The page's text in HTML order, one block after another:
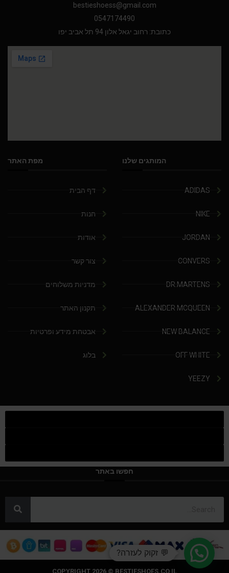
bestieshoess@gmail.com
0547174490
כתובת: רחוב יגאל אלון 94 תל אביב יפו
המותגים שלנו
ADIDAS
NIKE
JORDAN
CONVERS
DR.MARTENS
ALEXANDER MCQUEEN
NEW BALANCE
OFF WHITE
YEEZY
מפת האתר
דף הבית
חנות
אודות
צור קשר
מדניות משלוחים
תקנון האתר
אבטחת מידע ופרטיות
בלוג
חפשו באתר
COPYRIGHT 2026 © BESTIESHOES.CO.IL
💬 זקוק לעזרה?